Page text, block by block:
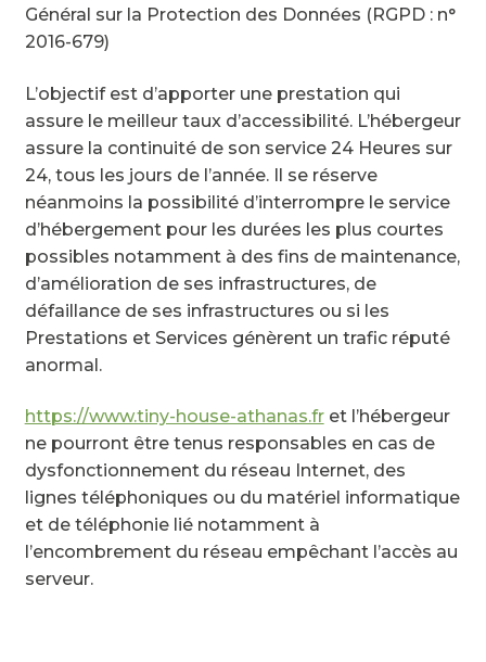
Général sur la Protection des Données (RGPD : n°
2016-679)
L’objectif est d’apporter une prestation qui
assure le meilleur taux d’accessibilité. L’hébergeur
assure la continuité de son service 24 Heures sur
24, tous les jours de l’année. Il se réserve
néanmoins la possibilité d’interrompre le service
d’hébergement pour les durées les plus courtes
possibles notamment à des fins de maintenance,
d’amélioration de ses infrastructures, de
défaillance de ses infrastructures ou si les
Prestations et Services génèrent un trafic réputé
anormal.
https://www.tiny-house-athanas.fret l’hébergeur
ne pourront être tenus responsables en cas de
dysfonctionnement du réseau Internet, des
lignes téléphoniques ou du matériel informatique
et de téléphonie lié notamment à
l’encombrement du réseau empêchant l’accès au
serveur.